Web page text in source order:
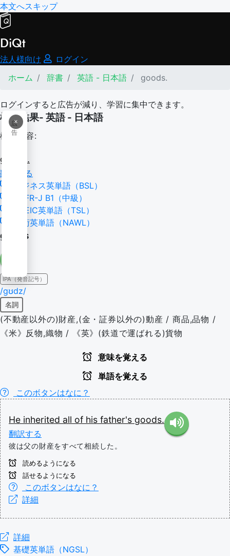
本文へスキップ
DiQt
法人様向け
ログイン
ホーム
辞書 英語 - 日本語 goods.
ログインすると広告が減り、学習に集中できます。
×
広
告
検索結果- 英語 - 日本語
検索内容:
goods.
翻訳する
ビジネス英単語（BSL）
CEFR-J B1（中級）
TOEIC英単語（TSL）
学術英単語（NAWL）
goods
IPA（発音記号）
/ɡʊdz/
名詞
(不動産以外の)財産,(金・証券以外の)動産 / 商品,品物 /
《米》反物,織物 / 《英》(鉄道で運ばれる)貨物
意味を覚える
単語を覚える
このボタンはなに？
He inherited all of his father's goods.
翻訳する
彼は父の財産をすべて相続した。
読めるようになる
話せるようになる
このボタンはなに？
詳細
詳細
基礎英単語（NGSL）